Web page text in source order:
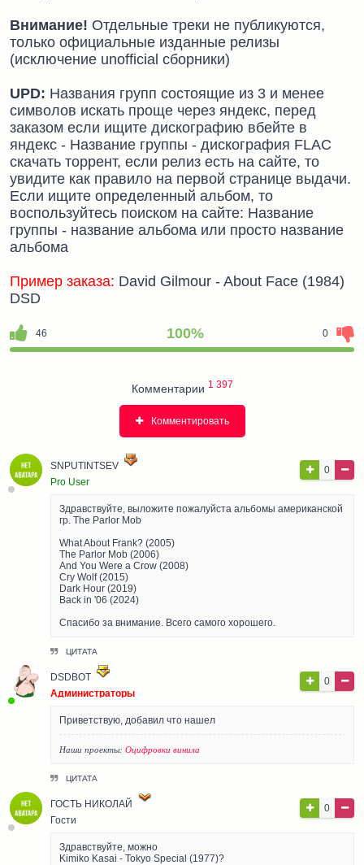
Внимание! Отдельные треки не публикуются,
только официальные изданные релизы
(исключение unofficial сборники)
UPD: Названия групп состоящие из 3 и менее
символов искать проще через яндекс, перед
заказом если ищите дискографию вбейте в
яндекс - Название группы - дискография FLAC
скачать торрент, если релиз есть на сайте, то
увидите как правило на первой странице выдачи.
Если ищите определенный альбом, то
воспользуйтесь поиском на сайте: Название
группы - название альбома или просто название
альбома
Пример заказа: David Gilmour - About Face (1984)
DSD
46 100% 0
Комментарии 1 397
Комментировать
SNPUTINTSEV
Pro User
0
Здравствуйте, выложите пожалуйста альбомы американской
гр. The Parlor Mob
What About Frank? (2005)
The Parlor Mob (2006)
And You Were a Crow (2008)
Cry Wolf (2015)
Dark Hour (2019)
Back in '06 (2024)
Спасибо за внимание. Всего самого хорошего.
ЦИТАТА
DSDBOT
Администраторы
0
Приветствую, добавил что нашел
Наши проекты: Оцифровки винила
ЦИТАТА
ГОСТЬ НИКОЛАЙ
Гости
0
Здравствуйте, можно
Kimiko Kasai - Tokyo Special (1977)?